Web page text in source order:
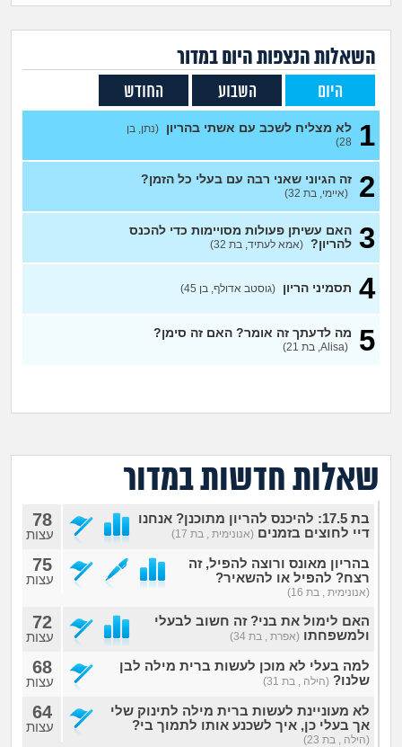
הורות ומשפחה
מתבגרים
מהבקו"ם... ועד מתי?!
לימודים וסטודנטים
מה שעובר עליי
שומרים על הגוף
יוקר המחיה
הרשמה השאלות הנצפות היוםבמדור
היום השבוע החודש
1 לא מצליח לשכב עם אשתי בהריון (נתן, בן
28)
2 זה הגיוני שאני רבה עם בעלי כל הזמן?
(איימי, בת 32)
3 האם עשיתן פעולות מסויימות כדי להכנס
להריון? (אמא לעתיד, בת 32)
4 תסמיני הריון (גוסטב אדולף, בן 45)
5 מה לדעתך זה אומר? האם זה סימן?
(Alisa, בת 21)
שאלות חדשות במדור
בת 17.5: להיכנס להריון מתוכנן? אנחנו
דיי לחוצים בזמנים (אנונימית , בת 17)
78
עצות
בהריון מאונס ורוצה להפיל, זה
רצח? להפיל או להשאיר?
(אנונימית , בת 16)
75
עצות
האם לימול את בני? זה חשוב לבעלי
ולמשפחתו (אפרת , בת 34)
72
עצות
למה בעלי לא מוכן לעשות ברית מילה לבן
שלנו? (הילה , בת 31)
68
עצות
לא מעוניינת לעשות ברית מילה לתינוק שלי
אך בעלי כן, איך לשכנע אותו לתמוך בי?
(הילה , בת 23)
64
עצות